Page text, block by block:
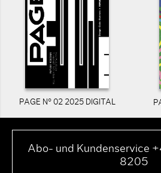
PAGE N° 02 2025 DIGITAL
Abo- und Kundenservice
8205